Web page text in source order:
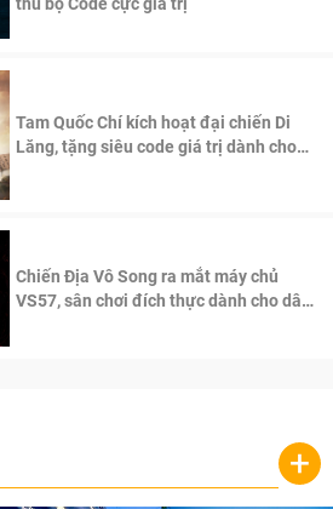
Tam Quốc Chí kích hoạt đại chiến Di
Lăng, tặng siêu code giá trị dành cho
Chiến Địa Vô Song ra mắt máy chủ
VS57, sân chơi đích thực dành cho dân
+